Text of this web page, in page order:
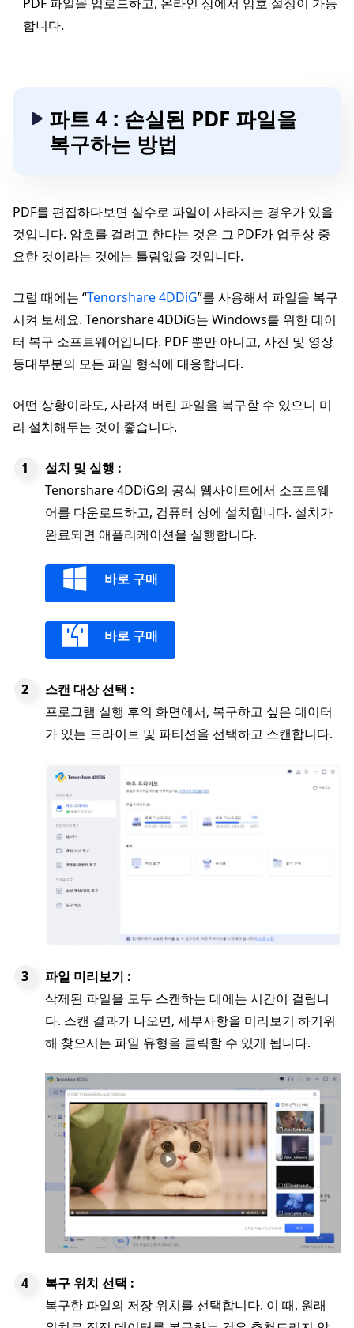
합니다.
파트 4 : 손실된 PDF 파일을
복구하는 방법
PDF를 편집하다보면 실수로 파일이 사라지는 경우가 있을
것입니다. 암호를 걸려고 한다는 것은 그 PDF가 업무상 중
요한 것이라는 것에는 틀림없을 것입니다.
그럴 때에는 “Tenorshare 4DDiG”를 사용해서 파일을 복구
시켜 보세요. Tenorshare 4DDiG는 Windows를 위한 데이
터 복구 소프트웨어입니다. PDF 뿐만 아니고, 사진 및 영상
등대부분의 모든 파일 형식에 대응합니다.
어떤 상황이라도, 사라져 버린 파일을 복구할 수 있으니 미
리 설치해두는 것이 좋습니다.
설치 및 실행 :
Tenorshare 4DDiG의 공식 웹사이트에서 소프트웨
어를 다운로드하고, 컴퓨터 상에 설치합니다. 설치가
완료되면 애플리케이션을 실행합니다.
바로 구매
바로 구매
스캔 대상 선택 :
프로그램 실행 후의 화면에서, 복구하고 싶은 데이터
가 있는 드라이브 및 파티션을 선택하고 스캔합니다.
파일 미리보기 :
삭제된 파일을 모두 스캔하는 데에는 시간이 걸립니
다. 스캔 결과가 나오면, 세부사항을 미리보기 하기위
해 찾으시는 파일 유형을 클릭할 수 있게 됩니다.
복구 위치 선택 :
복구한 파일의 저장 위치를 선택합니다. 이 때, 원래